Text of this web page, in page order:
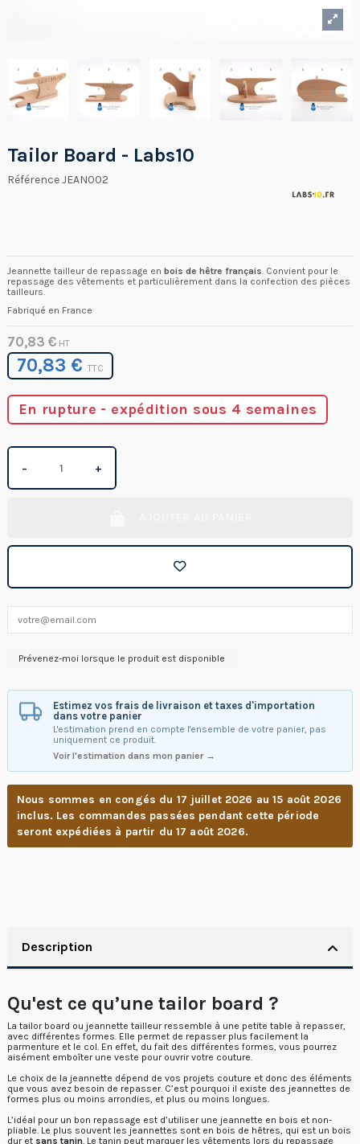
Tailor Board - Labs10
RéférenceJEAN002
Jeannette tailleur de repassage en bois de hêtre français. Convient pour le
repassage des vêtements et particulièrement dans la confection des pièces
tailleurs.
Fabriqué en France
En rupture - expédition sous 4 semaines
70,83 € HT
70,83 €TTC
− +
Estimez vos frais de livraison et taxes d'importation
dans votre panier
L'estimation prend en compte l'ensemble de votre panier, pas
uniquement ce produit.
Voir l'estimation dans mon panier →
Nous sommes en congés du 17 juillet 2026 au 15 août 2026
inclus. Les commandes passées pendant cette période
seront expédiées à partir du 17 août 2026.
Description
Qu'est ce qu’une tailor board ?
La tailor board ou jeannette tailleur ressemble à une petite table à repasser,
avec différentes formes. Elle permet de repasser plus facilement la
parmenture et le col. En effet, du fait des différentes formes, vous pourrez
aisément emboîter une veste pour ouvrir votre couture.
Le choix de la jeannette dépend de vos projets couture et donc des éléments
que vous avez besoin de repasser. C’est pourquoi il existe des jeannettes de
formes plus ou moins arrondies, et plus ou moins longues.
L’idéal pour un bon repassage est d’utiliser une jeannette en bois et non-
pliable. Le plus souvent les jeannettes sont en bois de hêtres, qui est un bois
dur et sans tanin . Le tanin peut marquer les vêtements lors du repassage